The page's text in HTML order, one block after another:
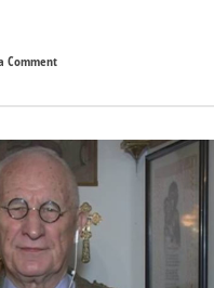
Commenton
Dodik
u
sudnici
rekao
sve